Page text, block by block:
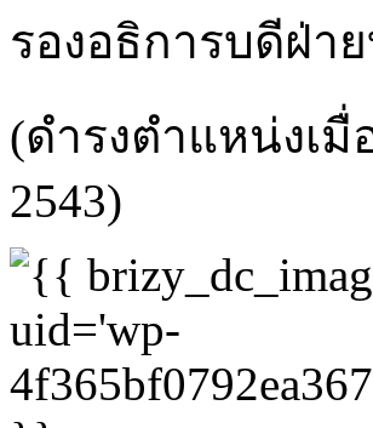
รองอธิการบดีฝ่า
(ดำรงตำแหน่งเ
2543)